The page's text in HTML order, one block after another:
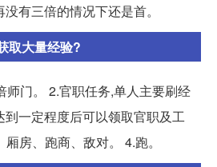
有三倍的情况下还是首。
取大量经验?
师门。 2.官职任务,单人主要刷经
一定程度后可以领取官职及工
房、跑商、敌对。 4.跑。